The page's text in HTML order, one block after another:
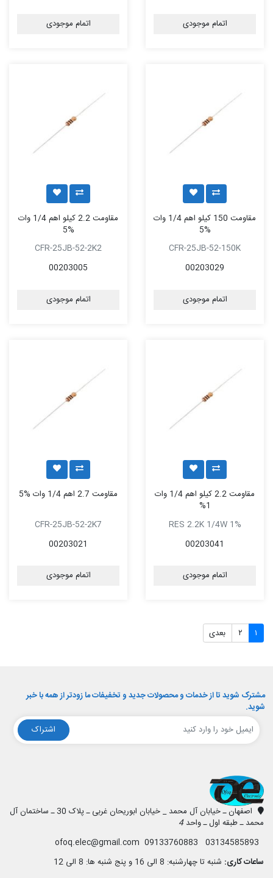
اتمام موجودی اتمام موجودی
مقاومت 150 کیلو اهم 1/4 وات
%5
CFR-25JB-52-150K
00203029
اتمام موجودی
مقاومت 2.2 کیلو اهم 1/4 وات
%5
CFR-25JB-52-2K2
00203005
اتمام موجودی
مقاومت 2.2 کیلو اهم 1/4 وات
1%
RES 2.2K 1/4W 1%
00203041
اتمام موجودی
مقاومت 2.7 اهم 1/4 وات %5
CFR-25JB-52-2K7
00203021
اتمام موجودی
۱ ۲ بعدی
مشترک شوید تا از خدمات و محصولات جدید و تخفیفات ما زودتر از همه با خبر
شوید.
اشتراک
اصفهان ـ خیابان آل محمد _ خیابان ابوریحان غربی ـ پلاک 30 ـ ساختمان آل
محمد ـ طبقه اول ـ واحد4
ساعات کاری: شنبه تا چهارشنبه: 8 الی 16 و پنج شنبه ها: 8 الی 12